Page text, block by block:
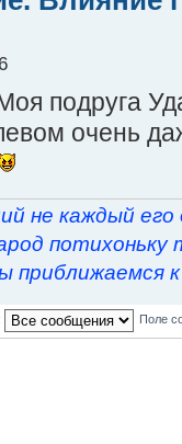
подруга
очень
не каждый его
потихоньку
к
Поле